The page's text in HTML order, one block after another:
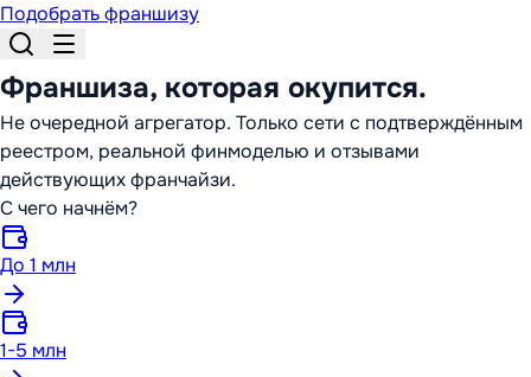
Подобрать франшизу
Франшиза, которая окупится.
Не очередной агрегатор. Только сети с подтверждённым
реестром, реальной финмоделью и отзывами
действующих франчайзи.
С чего начнём?
До 1 млн
1-5 млн